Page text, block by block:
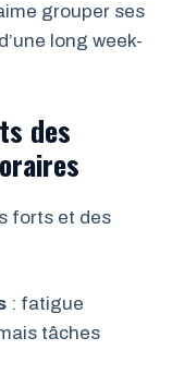
grouper ses
long week-
des
forts et des
: fatigue
tâches